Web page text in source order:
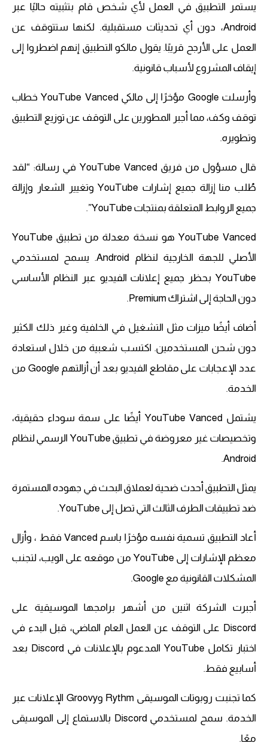
يستمر التطبيق في العمل لأي شخص قام بتثبيته حاليًا عبر
Android، دون أي تحديثات مستقبلية. لكنها ستتوقف عن
العمل على الأرجح قريبًا. يقول مالكو التطبيق إنهم اضطروا إلى
إيقاف المشروع لأسباب قانونية.
وأرسلت Google مؤخرًا إلى مالكي YouTube Vanced خطاب
توقف وكف، مما أجبر المطورين على التوقف عن توزيع التطبيق
وتطويره.
قال مسؤول من فريق YouTube Vanced في رسالة: “لقد
طُلب منا إزالة جميع إشارات YouTube وتغيير الشعار وإزالة
جميع الروابط المتعلقة بمنتجات YouTube”.
YouTube Vanced هو نسخة معدلة من تطبيق YouTube
الأصلي للجهة الخارجية لنظام Android. يسمح لمستخدمي
YouTube بحظر جميع إعلانات الفيديو عبر النظام الأساسي
دون الحاجة إلى اشتراك Premium.
أضاف أيضًا ميزات مثل التشغيل في الخلفية وغير ذلك الكثير
دون شحن المستخدمين. اكتسب شعبية من خلال استعادة
عدد الإعجابات على مقاطع الفيديو بعد أن أزالتهم Google من
الخدمة.
يشتمل YouTube Vanced أيضًا على سمة سوداء حقيقية،
وتخصيصات غير معروضة في تطبيق YouTube الرسمي لنظام
Android.
يمثل التطبيق أحدث ضحية لعملاق البحث في جهوده المستمرة
ضد تطبيقات الطرف الثالث التي تصل إلى YouTube.
أعاد التطبيق تسمية نفسه مؤخرًا باسم Vanced فقط ، وأزال
معظم الإشارات إلى YouTube من موقعه على الويب، لتجنب
المشكلات القانونية مع Google.
أجبرت الشركة اثنين من أشهر برامجها الموسيقية على
Discord على التوقف عن العمل العام الماضي، قبل البدء في
اختبار تكامل YouTube المدعوم بالإعلانات في Discord بعد
أسابيع فقط.
كما تجنبت روبوتات الموسيقى Rythm وGroovy الإعلانات عبر
الخدمة. سمح لمستخدمي Discord بالاستماع إلى الموسيقى
معًا.